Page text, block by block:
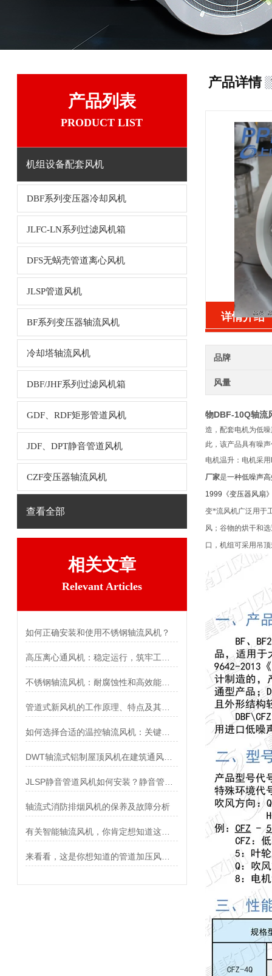
产品列表
PRODUCT LIST
机组设备配套风机
DBF系列变压器冷却风机
JLFC-LN系列过滤风机箱
DFS无蜗壳管道离心风机
JLSP管道风机
BF系列变压器轴流风机
冷却塔轴流风机
DBF/JHF系列过滤风机箱
GDF、RDF矩形管道风机
JDF、DPT静音管道风机
CZF变压器轴流风机
查看全部
相关文章
Relevant Articles
如何正确安装和使用不锈钢轴流风机？
轴流式消防排烟风机的保养及故障分析
产品详情
详情介绍
品牌
风量
物DBF-10Q轴流
造，配套电机为低
此，该产品具有噪
电机温升：电机采用
厂家是一种低噪声
1999《变压器风扇
变*流风机广泛用于
风；谷物的烘干和
口，机组可采用吊